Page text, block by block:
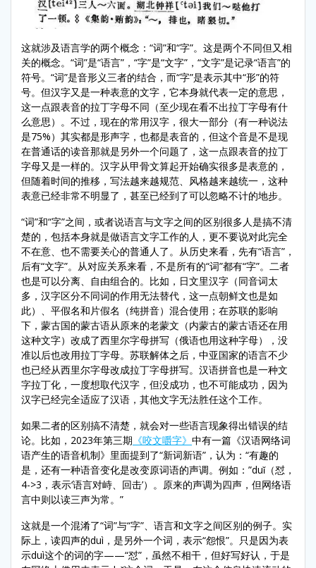
这就涉及语言学的两个概念：“词”和“字”。这是两个不同但又相
关的概念。“词”是“语言”，“字”是“文字”，“文字”是记录“语言”的
符号。“词”是音形义三者的结合，而“字”是表示其中“形”的符
号。但汉字又是一种表意的文字，它本身就代表一定的意思，
这一点跟表音的拉丁字母不同（至少现在看不出拉丁字母有什
么意思）。不过，现在的常用汉字，很大一部分（有一种说法
是75%）其实都是形声字，也都是表音的，但这个音是不是现
在普通话的读音那就是另外一个问题了，这一点跟表音的拉丁
字母又是一样的。汉字从甲骨文算起开始确实很多是表意的，
但随着时间的推移，写法越来越规范、风格越来越统一，这种
表意已经非常不明显了，甚至已经到了可以忽略不计的地步。
“词”和“字”之间，或者说语言与文字之间的区别很多人是搞不清
楚的，包括本身就是做语言文字工作的人，更不要说对此完全
不在意、也不需要关心的普通人了。从历史来看，先有“语言”，
后有“文字”。从对应关系来看，不是所有的“词”都有“字”。二者
也是可以分离、自由组合的。比如，日文里汉字（同音词太
多，汉字区分不同词的作用无法替代，这一点朝鲜文也是如
此）、平假名和片假名（纯拼音）混合使用；在苏联的影响
下，蒙古国的蒙古语从原来的老蒙文（内蒙古的蒙古语还在用
这种文字）改成了西里尔字母拼写（俄语也用这种字母），没
准以后也改用拉丁字母。苏联解体之后，中亚国家的语言不少
也已经从西里尔字母改成拉丁字母拼写。汉语拼音也是一种文
字拉丁化，一度想取代汉字，但没成功，也不可能成功，因为
汉字已经完全适应了汉语，其他文字无法胜任这个工作。
如果二者的区别搞不清楚，就会对一些语言现象得出错误的结
论。比如，2023年第三期 《咬文嚼字》 中有一篇《汉语网络词
语产生的语音机制》里面提到了“新词新语”，认为：“有趣的
是，还有一种语音变化是改变原词语的声调。例如：”duǐ（怼，
4->3，表示‘语言对峙、回击’）。原来的声调为四声，但网络语
言中则以读三声为常。”
这就是一个混淆了“词”与“字”、语言和文字之间区别的例子。实
际上，读四声的duì，是另外一个词，表示“怨恨”。只是因为表
示duì这个的词的字——“怼”，虽然不相干，但好写好认，于是